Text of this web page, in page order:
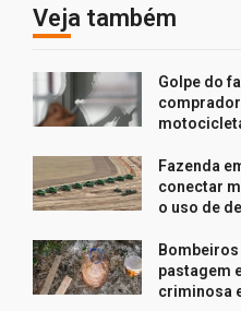
Veja também
Golpe do
Fazenda
conectar
o uso de
pastagem
criminosa